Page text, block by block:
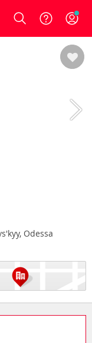
Login
Odessa